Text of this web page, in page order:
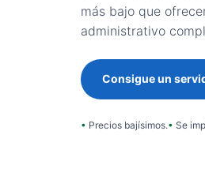
más bajo que
administrativo
Consigue un
Precios bajísimos. Se